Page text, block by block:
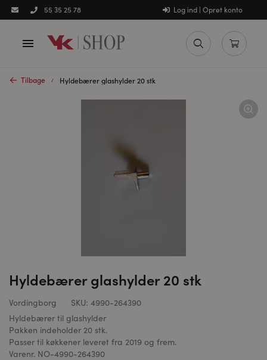
55 35 25 78 Log ind | Opret konto
Tilbage Hyldebærer glashylder 20 stk
Hyldebærer glashylder 20 stk
Vordingborg SKU: 4990-264390
Hyldebærer til glashylder
Pakken indeholder 20 stk.
Passer til køkkener leveret fra 2019 og frem.
Varenr. NO-4990-264390